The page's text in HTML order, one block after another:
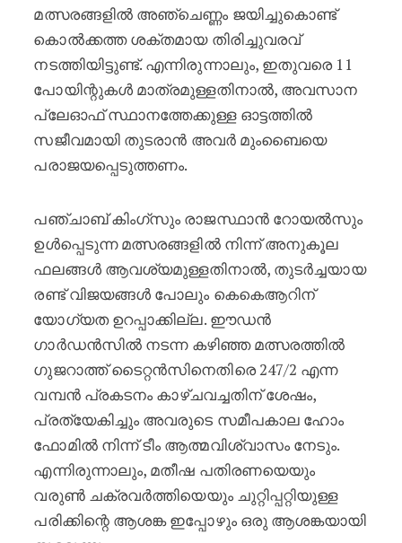
മത്സരങ്ങളിൽ അഞ്ചെണ്ണം ജയിച്ചുകൊണ്ട്
കൊൽക്കത്ത ശക്തമായ തിരിച്ചുവരവ്
നടത്തിയിട്ടുണ്ട്. എന്നിരുന്നാലും, ഇതുവരെ 11
പോയിന്റുകൾ മാത്രമുള്ളതിനാൽ, അവസാന
പ്ലേഓഫ് സ്ഥാനത്തേക്കുള്ള ഓട്ടത്തിൽ
സജീവമായി തുടരാൻ അവർ മുംബൈയെ
പരാജയപ്പെടുത്തണം.
പഞ്ചാബ് കിംഗ്‌സും രാജസ്ഥാൻ റോയൽസും
ഉൾപ്പെടുന്ന മത്സരങ്ങളിൽ നിന്ന് അനുകൂല
ഫലങ്ങൾ ആവശ്യമുള്ളതിനാൽ, തുടർച്ചയായ
രണ്ട് വിജയങ്ങൾ പോലും കെകെആറിന്
യോഗ്യത ഉറപ്പാക്കില്ല. ഈഡൻ
ഗാർഡൻസിൽ നടന്ന കഴിഞ്ഞ മത്സരത്തിൽ
ഗുജറാത്ത് ടൈറ്റൻസിനെതിരെ 247/2 എന്ന
വമ്പൻ പ്രകടനം കാഴ്ചവച്ചതിന് ശേഷം,
പ്രത്യേകിച്ചും അവരുടെ സമീപകാല ഹോം
ഫോമിൽ നിന്ന് ടീം ആത്മവിശ്വാസം നേടും.
എന്നിരുന്നാലും, മതീഷ പതിരണയെയും
വരുൺ ചക്രവർത്തിയെയും ചുറ്റിപ്പറ്റിയുള്ള
പരിക്കിന്റെ ആശങ്ക ഇപ്പോഴും ഒരു ആശങ്കയായി